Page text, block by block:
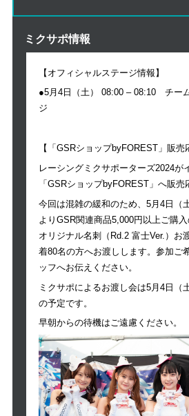
ミクサポ情報
【オフィシャルステージ情報】
●5月4日（土） 08:00 – 08:10 チー
ジ
【「GSRショップbyFOREST」販売
レーシングミクサポーターズ2024が
「GSRショップbyFOREST」へ販売
今回は混雑の緩和のため、5月4日（
よりGSR関連商品5,000円以上ご購
オリジナル名刺（Rd.2 富士Ver.）お
着80名の方へお渡しします。参加ご
ッフへお伝えください。
ミクサポによるお渡し会は5月4日（
の予定です。
早朝からの待機はご遠慮ください。